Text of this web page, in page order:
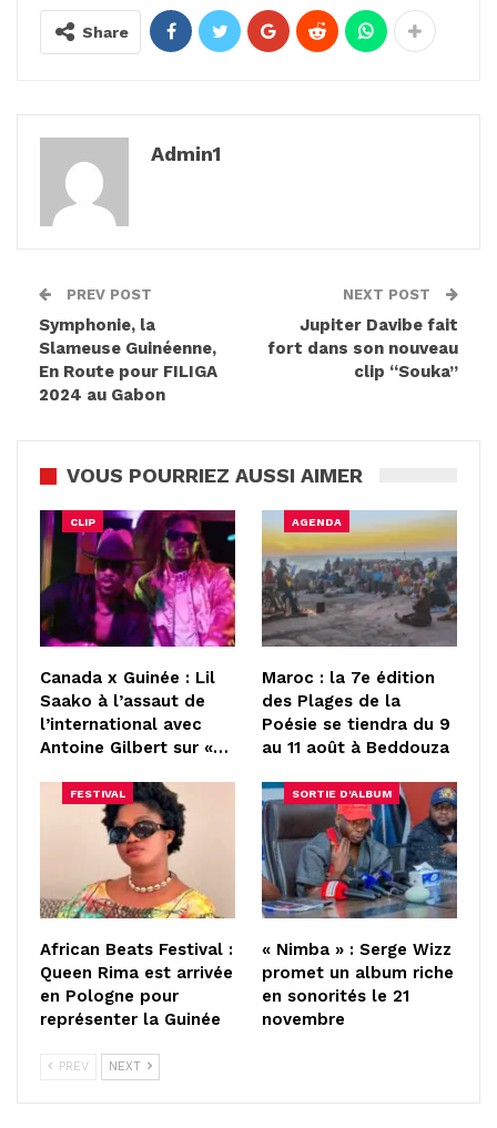
Share
Admin1
PREV POST
Symphonie, la
Slameuse Guinéenne,
En Route pour FILIGA
2024 au Gabon
NEXT POST
Jupiter Davibe fait
fort dans son nouveau
clip “Souka”
VOUS POURRIEZ AUSSI AIMER
CLIP
Canada x Guinée : Lil
Saako à l’assaut de
l’international avec
Antoine Gilbert sur «…
AGENDA
Maroc : la 7e édition
des Plages de la
Poésie se tiendra du 9
au 11 août à Beddouza
FESTIVAL
African Beats Festival :
Queen Rima est arrivée
en Pologne pour
représenter la Guinée
SORTIE D'ALBUM
« Nimba » : Serge Wizz
promet un album riche
en sonorités le 21
novembre
PREV NEXT